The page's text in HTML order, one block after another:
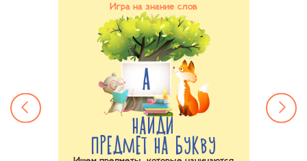
Игра на знание слов
НАЙДИ
ПРЕДМЕТ НА БУКВУ